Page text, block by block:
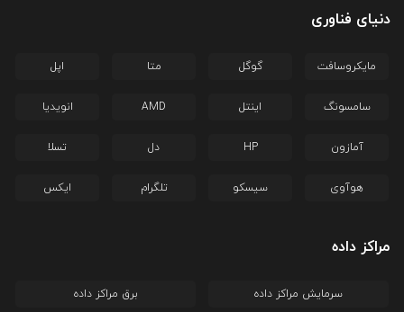
دنیای فناوری
مایکروسافت گوگل متا اپل
سامسونگ اینتل AMD انویدیا
آمازون HP دل تسلا
هوآوی سیسکو تلگرام ایکس
مراکز داده
سرمایش مراکز داده برق مراکز داده